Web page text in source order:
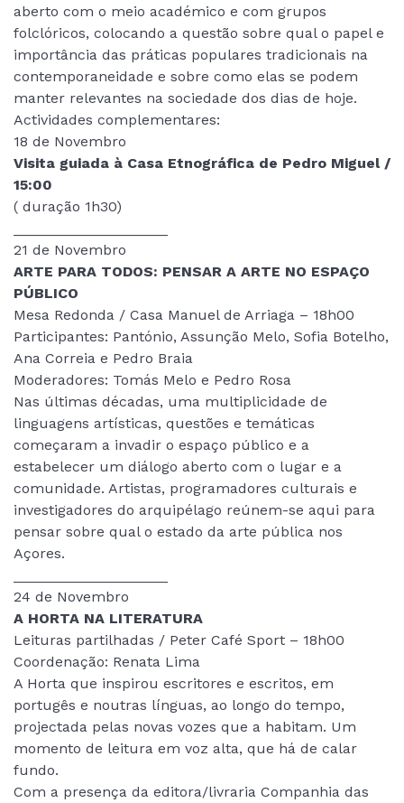
aberto com o meio académico e com grupos
folclóricos, colocando a questão sobre qual o papel e
importância das práticas populares tradicionais na
contemporaneidade e sobre como elas se podem
manter relevantes na sociedade dos dias de hoje.
Actividades complementares:
18 de Novembro
Visita guiada à Casa Etnográfica de Pedro Miguel /
15:00
( duração 1h30)
21 de Novembro
ARTE PARA TODOS: PENSAR A ARTE NO ESPAÇO
PÚBLICO
Mesa Redonda / Casa Manuel de Arriaga – 18h00
Participantes: Pantónio, Assunção Melo, Sofia Botelho,
Ana Correia e Pedro Braia
Moderadores: Tomás Melo e Pedro Rosa
Nas últimas décadas, uma multiplicidade de
linguagens artísticas, questões e temáticas
começaram a invadir o espaço público e a
estabelecer um diálogo aberto com o lugar e a
comunidade. Artistas, programadores culturais e
investigadores do arquipélago reúnem-se aqui para
pensar sobre qual o estado da arte pública nos
Açores.
24 de Novembro
A HORTA NA LITERATURA
Leituras partilhadas / Peter Café Sport – 18h00
Coordenação: Renata Lima
A Horta que inspirou escritores e escritos, em
portugês e noutras línguas, ao longo do tempo,
projectada pelas novas vozes que a habitam. Um
momento de leitura em voz alta, que há de calar
fundo.
Com a presença da editora/livraria Companhia das